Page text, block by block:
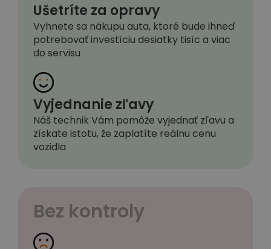
Ušetríte za opravy
Vyhnete sa nákupu auta, ktoré bude ihneď
potrebovať investíciu desiatky tisíc a viac
do servisu
Vyjednanie zľavy
Náš technik Vám pomôže vyjednať zľavu a
získate istotu, že zaplatíte reálnu cenu
vozidla
Bez kontroly